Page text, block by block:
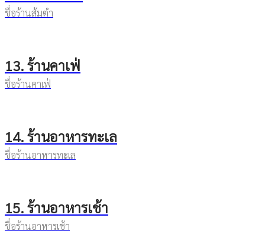
ชื่อร้านส้มตำ
13. ร้านคาเฟ่
ชื่อร้านคาเฟ่
14. ร้านอาหารทะเล
ชื่อร้านอาหารทะเล
15. ร้านอาหารเช้า
ชื่อร้านอาหารเช้า